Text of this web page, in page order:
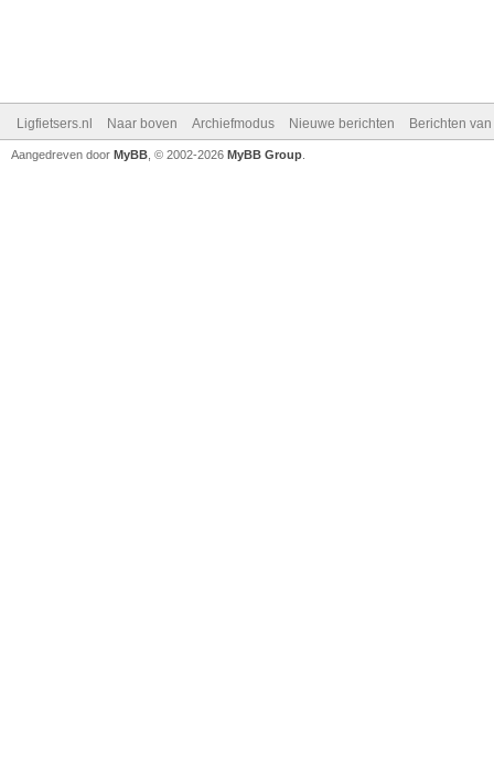
Ligfietsers.nl Naar boven Archiefmodus Nieuwe berichten Berichten
Aangedreven door MyBB , © 2002-2026 MyBB Group